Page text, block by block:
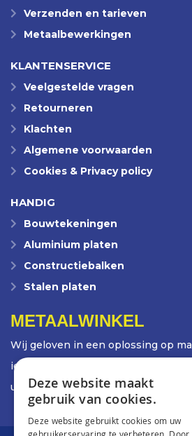
Verzenden en tarieven
Metaalbewerkingen
KLANTENSERVICE
Veelgestelde vragen
Retourneren
Klachten
Algemene voorwaarden
Cookies & Privacy policy
HANDIG
Bouwtekeningen
Aluminium platen
Constructiebalken
Stalen platen
METAALWINKEL
Wij geloven in een oplossing op
iedere dag weer voor de uitdaging
uiteenlopende opdrachten te
Deze website maakt
gebruik van cookies.
Deze website gebruikt cookies om uw